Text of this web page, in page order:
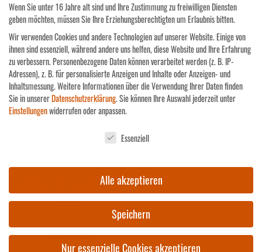
PRODUKT TEILEN:
DAS KÖNNTE IHNEN AUCH GEFALLEN …
TRAUBENSAFT SCHEUREBE
Enthält 19% MwSt.
4,67€/ 1 L)
Wenn Sie unter 16 Jahre alt sind und Ihre Zustimmung zu freiwilligen Diensten
geben möchten, müssen Sie Ihre Erziehungsberechtigten um Erlaubnis bitten.
Wir verwenden Cookies und andere Technologien auf unserer Website. Einige von
ihnen sind essenziell, während andere uns helfen, diese Website und Ihre Erfahrung
zu verbessern.Personenbezogene Daten können verarbeitet werden (z. B. IP-
Adressen), z. B. für personalisierte Anzeigen und Inhalte oder Anzeigen- und
Inhaltsmessung.Weitere Informationen über die Verwendung Ihrer Daten finden
Sie in unsererDatenschutzerklärung.Sie können Ihre Auswahl jederzeit unter
Einstellungenwiderrufen oder anpassen.
Essenziell
Alle akzeptieren
Speichern
Nur essenzielle Cookies akzeptieren